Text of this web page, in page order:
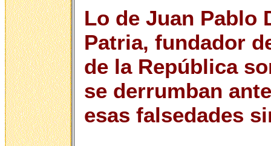
Lo de Juan Pablo
Patria, fundador
de la República
se derrumban
esas falsedades